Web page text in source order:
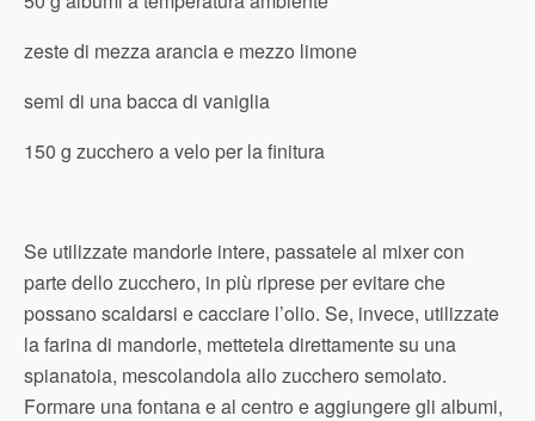
zeste di mezza arancia e mezzo limone
semi di una bacca di vaniglia
150 g zucchero a velo per la finitura
Se utilizzate mandorle intere, passatele al mixer con
parte dello zucchero, in più riprese per evitare che
possano scaldarsi e cacciare l’olio. Se, invece, utilizzate
la farina di mandorle, mettetela direttamente su una
spianatoia, mescolandola allo zucchero semolato.
Formare una fontana e al centro e aggiungere gli albumi,